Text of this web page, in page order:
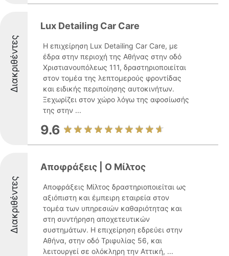
Διακριθέντες
Lux Detailing Car Care
Η επιχείρηση Lux Detailing Car Care, με
έδρα στην περιοχή της Αθήνας στην οδό
Χριστιανουπόλεως 111, δραστηριοποιείται
στον τομέα της λεπτομερούς φροντίδας
και ειδικής περιποίησης αυτοκινήτων.
Ξεχωρίζει στον χώρο λόγω της αφοσίωσής
της στην ...
9.6
Διακριθέντες
Αποφράξεις | Ο Μίλτος
Αποφράξεις Μίλτος δραστηριοποιείται ως
αξιόπιστη και έμπειρη εταιρεία στον
τομέα των υπηρεσιών καθαριότητας και
στη συντήρηση αποχετευτικών
συστημάτων. Η επιχείρηση εδρεύει στην
Αθήνα, στην οδό Τριφυλίας 56, και
λειτουργεί σε ολόκληρη την Αττική, ...